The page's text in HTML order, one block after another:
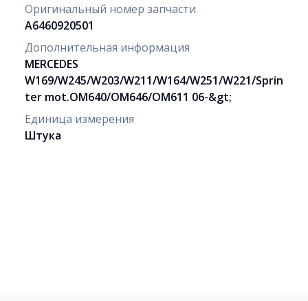
Оригинальный номер запчасти
A6460920501
Дополнительная информация
MERCEDES
W169/W245/W203/W211/W164/W251/W221/Sprin
ter mot.OM640/OM646/OM611 06-&gt;
Единица измерения
Штука